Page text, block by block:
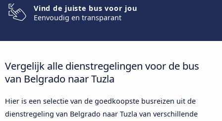
Vind de juiste bus voor jou
Eenvoudig en transparant
Vergelijk alle dienstregelingen voor de bus
van Belgrado naar Tuzla
Hier is een selectie van de goedkoopste busreizen uit de
dienstregeling van Belgrado naar Tuzla van verschillende